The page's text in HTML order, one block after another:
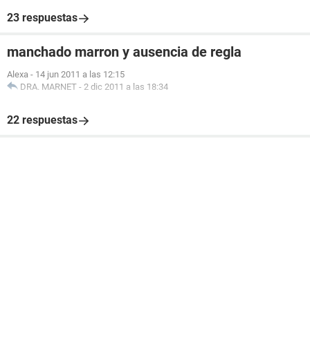
23 respuestas
manchado marron y ausencia de regla
Alexa - 14 jun 2011 a las 12:15
DRA. MARNET - 2 dic 2011 a las 18:34
22 respuestas